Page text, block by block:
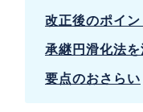
改正後のポイン
承継円滑化法
要点のおさらい